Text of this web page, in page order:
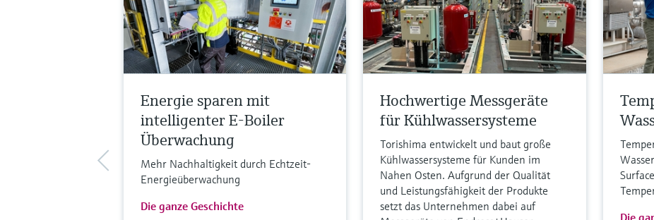
Energie sparen mit
intelligenter E-Boiler
Überwachung
Mehr Nachhaltigkeit durch Echtzeit-
Energieüberwachung
Die ganze Geschichte
Hochwertige Messgeräte
für Kühlwassersysteme
Torishima entwickelt und baut große
Kühlwassersysteme für Kunden im
Nahen Osten. Aufgrund der Qualität
und Leistungsfähigkeit der Produkte
setzt das Unternehmen dabei auf